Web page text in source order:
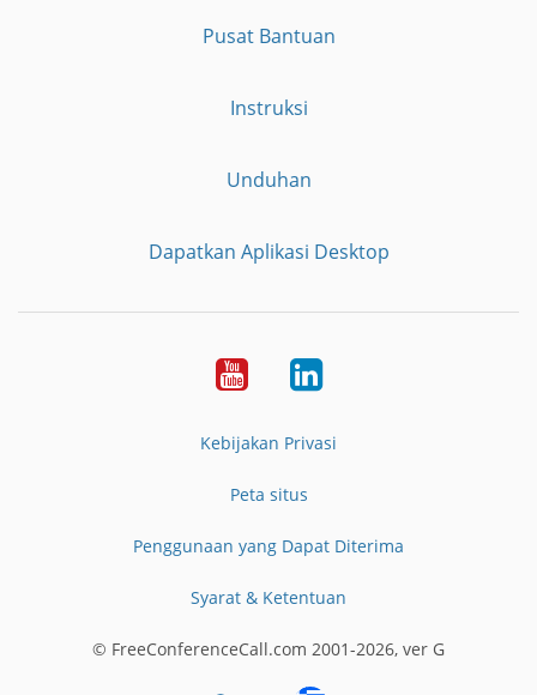
Pusat Bantuan
Instruksi
Unduhan
Dapatkan Aplikasi Desktop
YouTubeLinkedIn
Kebijakan Privasi
Peta situs
Penggunaan yang Dapat Diterima
Syarat & Ketentuan
© FreeConferenceCall.com 2001-2026, ver G